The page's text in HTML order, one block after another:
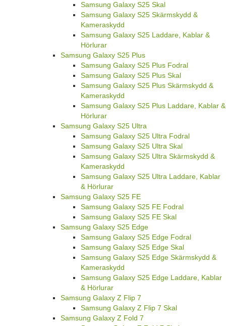
Samsung Galaxy S25 Skal
Samsung Galaxy S25 Skärmskydd &
Kameraskydd
Samsung Galaxy S25 Laddare, Kablar &
Hörlurar
Samsung Galaxy S25 Plus
Samsung Galaxy S25 Plus Fodral
Samsung Galaxy S25 Plus Skal
Samsung Galaxy S25 Plus Skärmskydd &
Kameraskydd
Samsung Galaxy S25 Plus Laddare, Kablar &
Hörlurar
Samsung Galaxy S25 Ultra
Samsung Galaxy S25 Ultra Fodral
Samsung Galaxy S25 Ultra Skal
Samsung Galaxy S25 Ultra Skärmskydd &
Kameraskydd
Samsung Galaxy S25 Ultra Laddare, Kablar
& Hörlurar
Samsung Galaxy S25 FE
Samsung Galaxy S25 FE Fodral
Samsung Galaxy S25 FE Skal
Samsung Galaxy S25 Edge
Samsung Galaxy S25 Edge Fodral
Samsung Galaxy S25 Edge Skal
Samsung Galaxy S25 Edge Skärmskydd &
Kameraskydd
Samsung Galaxy S25 Edge Laddare, Kablar
& Hörlurar
Samsung Galaxy Z Flip 7
Samsung Galaxy Z Flip 7 Skal
Samsung Galaxy Z Fold 7